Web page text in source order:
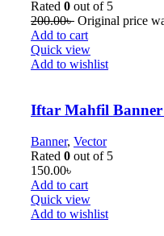
Rated 0 out of 5
200.00৳ Original price
Add to cart
Quick view
Add to wishlist
Iftar Mahfil Banner
Banner, Vector
Rated 0 out of 5
150.00৳
Add to cart
Quick view
Add to wishlist